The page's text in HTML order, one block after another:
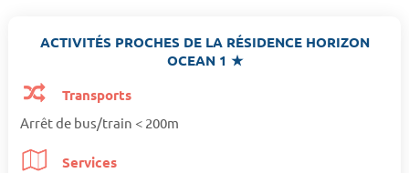
ACTIVITÉS PROCHES DE LA RÉSIDENCE HORIZON
OCEAN 1 ★
Transports
Arrêt de bus/train < 200m
Services